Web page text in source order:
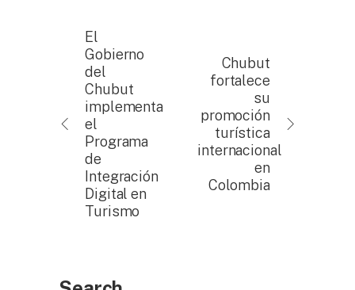
El
Gobierno
del
Chubut
implementa
el
Programa
de
Integración
Digital en
Turismo
Chubut
fortalece
su
promoción
turística
internacional
en
Colombia